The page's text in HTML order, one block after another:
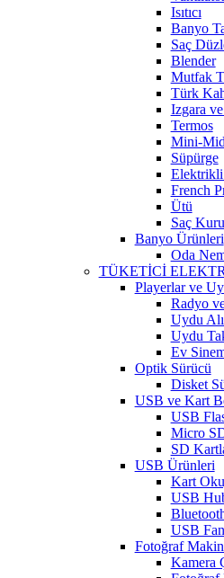
Isıtıcı
Banyo
Saç
Blender
Mutfak
Türk
Izgara
Termos
Mini-
Süpürge
French
Ütü
Saç
Banyo Ürünleri
Oda
TÜKETİCİ
Playerlar ve
Radyo
Uydu
Uydu
Ev
Optik Sürücü
Disket
USB ve Kart
USB
Micro
SD
USB Ürünleri
Kart
USB
USB
Fotoğraf
Kamera